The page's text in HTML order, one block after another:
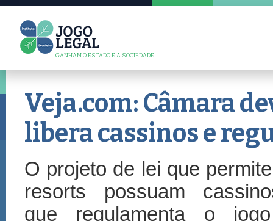
GANHAM O ESTADO E A SOCIEDADE
Veja.com: Câmara
libera cassinos e
O projeto de lei que
resorts possuam
que regulamenta o